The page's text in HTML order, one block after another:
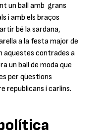
un ball amb grans
i amb els braços
bé la sardana,
a la festa major de
aquestes contrades a
un ball de moda que
per qüestions
republicans i carlins.